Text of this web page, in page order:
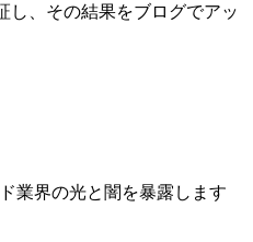
し、その結果をブログでアッ
業界の光と闇を暴露します